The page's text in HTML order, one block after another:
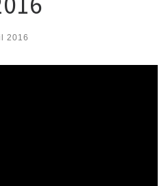
2016